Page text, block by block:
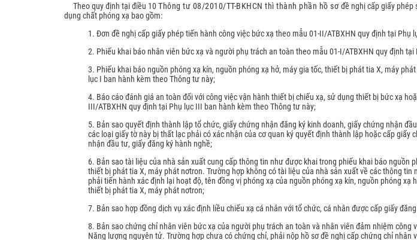
Vận chuyển, áp tải nguồn bức xạ,
chất phóng xạ
Theo quy định tại điều 10Thông tư 08/2010/TT-BKHCN thì thành phần hồ sơ đề nghị cấp giấy phép
dụng chất phóng xạ bao gồm:
1. Đơn đề nghị cấp giấy phép tiến hành công việc bức xạ theo mẫu 01-II/ATBXHN quy định tại Phụ
2. Phiếu khai báo nhân viên bức xạ và người phụ trách an toàn theo mẫu 01-I/ATBXHN quy định
3. Phiếu khai báo nguồn phóng xạ kín, nguồn phóng xạ hở, máy gia tốc, thiết bị phát tia X, máy
lục I ban hành kèm theo Thông tư này;
4. Báo cáo đánh giá an toàn đối với công việc vận hành thiết bị chiếu xạ, sử dụng thiết bị bức xạ
III/ATBXHN quy định tại Phụ lục III ban hành kèm theo Thông tư này;
5. Bản sao quyết định thành lập tổ chức, giấy chứng nhận đăng ký kinh doanh, giấy chứng nhận
các loại giấy tờ này bị thất lạc phải có xác nhận của cơ quan ký quyết định thành lập hoặc cấp giấy
nhận đầu tư, giấy đăng ký hành nghề;
6. Bản sao tài liệu của nhà sản xuất cung cấp thông tin như được khai trong phiếu khai báo nguồn
thiết bị phát tia X, máy phát nơtron. Trường hợp không có tài liệu của nhà sản xuất về các thông tin
phải tiến hành xác định lại hoạt độ, tên đồng vị phóng xạ của nguồn phóng xạ kín, nguồn phóng xạ
thiết bị phát tia X, máy phát nơtron;
7. Bản sao hợp đồng dịch vụ xác định liều chiếu xạ cá nhân với tổ chức, cá nhân được cấp giấy
8. Bản sao chứng chỉ nhân viên bức xạ của người phụ trách an toàn và nhân viên đảm nhiệm công
Năng lượng nguyên tử. Trường hợp chưa có chứng chỉ, phải nộp hồ sơ đề nghị cấp chứng chỉ nhân